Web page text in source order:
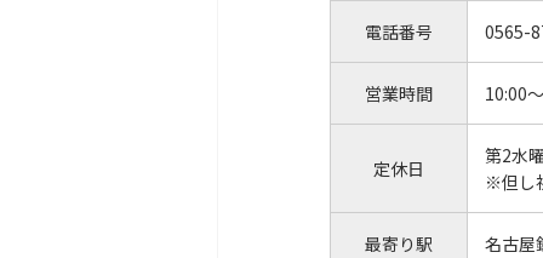
電話番号 0565-
営業時間 10:00
定休日
第2水
※但し
最寄り駅 名古